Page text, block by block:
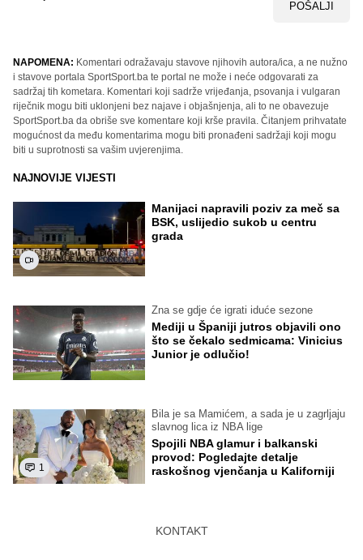
POŠALJI
NAPOMENA: Komentari odražavaju stavove njihovih autora/ica, a ne nužno
i stavove portala SportSport.ba te portal ne može i neće odgovarati za
sadržaj tih kometara. Komentari koji sadrže vrijeđanja, psovanja i vulgaran
riječnik mogu biti uklonjeni bez najave i objašnjenja, ali to ne obavezuje
SportSport.ba da obriše sve komentare koji krše pravila. Čitanjem prihvatate
mogućnost da među komentarima mogu biti pronađeni sadržaji koji mogu
biti u suprotnosti sa vašim uvjerenjima.
NAJNOVIJE VIJESTI
Manijaci napravili poziv za meč sa
BSK, uslijedio sukob u centru
grada
Zna se gdje će igrati iduće sezone
Mediji u Španiji jutros objavili ono
što se čekalo sedmicama: Vinicius
Junior je odlučio!
1
Bila je sa Mamićem, a sada je u zagrljaju
slavnog lica iz NBA lige
Spojili NBA glamur i balkanski
provod: Pogledajte detalje
raskošnog vjenčanja u Kaliforniji
KONTAKT